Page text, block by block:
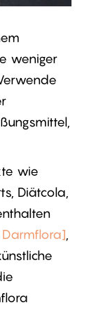
weniger
wie
Diätcola,